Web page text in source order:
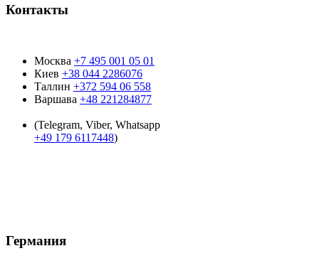
Контакты
Москва +7 495 001 05 01
Киев +38 044 2286076
Таллин +372 594 06 558
Варшава +48 221284877
(Telegram, Viber, Whatsapp
+49 179 6117448)
Германия